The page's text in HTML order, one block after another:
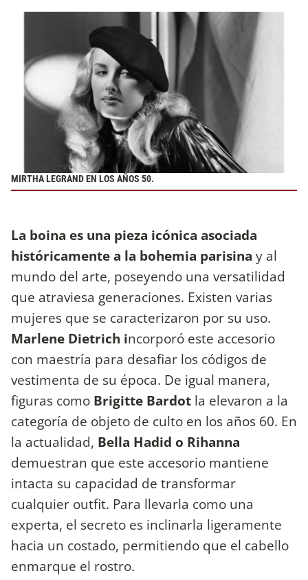
MIRTHA LEGRAND EN LOS AÑOS 50.
La boina es una pieza icónica asociada
históricamente a la bohemia parisina y al
mundo del arte, poseyendo una versatilidad
que atraviesa generaciones. Existen varias
mujeres que se caracterizaron por su uso.
Marlene Dietrich incorporó este accesorio
con maestría para desafiar los códigos de
vestimenta de su época. De igual manera,
figuras como Brigitte Bardot la elevaron a la
categoría de objeto de culto en los años 60. En
la actualidad, Bella Hadid o Rihanna
demuestran que este accesorio mantiene
intacta su capacidad de transformar
cualquier outfit. Para llevarla como una
experta, el secreto es inclinarla ligeramente
hacia un costado, permitiendo que el cabello
enmarque el rostro.